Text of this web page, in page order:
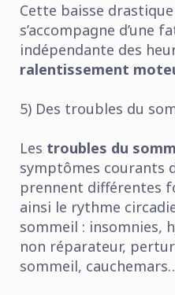
Cette baisse drastique
s’accompagne d’une
indépendante des
ralentissement
5) Des troubles du
Les troubles du
symptômes courants
prennent différentes
ainsi le rythme
sommeil : insomnies,
non réparateur,
sommeil,